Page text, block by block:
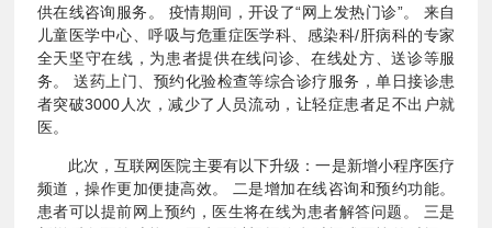
供在线咨询服务。 疫情期间，开设了“网上发热门诊”。 来自
儿童医学中心、呼吸与危重症医学科、感染科/肝病科的专家
全天坚守在线，为患者提供在线问诊、在线处方、送诊等服
务。 送药上门、预约化验检查等综合诊疗服务，单日接诊患
者突破3000人次，减少了人员流动，让轻症患者足不出户就
医。
此次，互联网医院主要有以下升级：一是新增小程序医疗
频道，操作更加便捷高效。 二是增加在线咨询和预约功能。
患者可以提前网上预约，医生将在线为患者解答问题。 三是